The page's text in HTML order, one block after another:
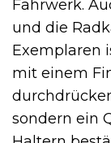
Fahrwerk.
und die
Exemplaren
mit einem
sondern ein